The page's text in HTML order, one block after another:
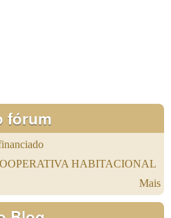
fórum
HABITACIONAL
Mais